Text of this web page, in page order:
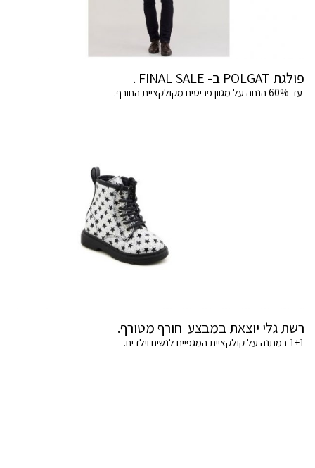
פולגת POLGAT ב- FINAL SALE .
עד 60% הנחה על מגוון פריטים מקולקציית החורף.
רשת גלי יוצאת במבצע חורף מטורף.
1+1 במתנה על קולקציית המגפיים לנשים וילדים.